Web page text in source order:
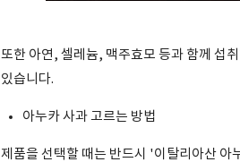
또한 아연, 셀레늄, 맥주효모 등과 함께 섭
있습니다.
아누카 사과 고르는 방법
제품을 선택할 때는 반드시 '이탈리아산